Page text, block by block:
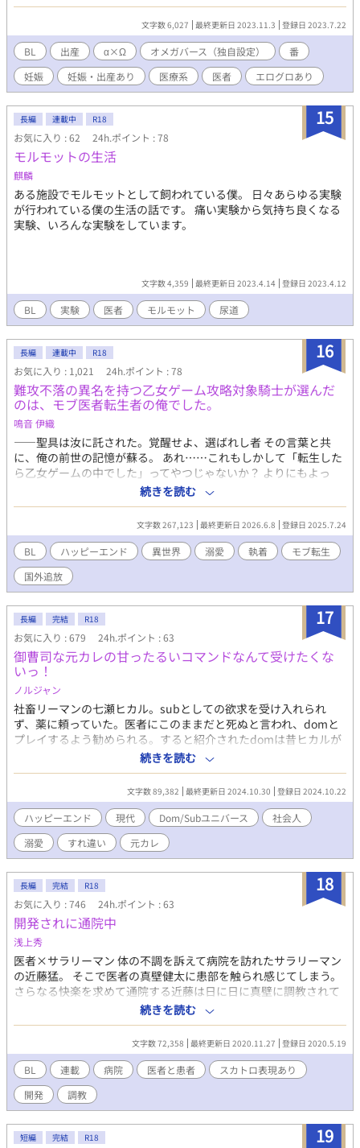
功したコミュニティ「エピゾシティ」では、人類存続をかけて懐
妊のための治療行為が日夜行われている。 大爆発の影響か人々は
子孫を残すのが難しくなっていた。 人類滅亡の危機が訪れるまで
はひっそりと身を隠すように暮らしてきた特殊能力を持つラムダ
とミュー。 ラムダとは、アルファの生殖能力を高める能力を持
ち、ミューはオメガの生殖能力を高める能力を持っている。 エピ
ゾジティを運営する特別機関より、人類存続をかけて懐妊のため
の特別対策室で日夜治療が行われている。 番であるαとΩは治療で
無事懐妊すると、出産準備室で分娩までの経過観察をし出産に備
える。 無事出産を終えるまでの医師と夫婦それぞれの物語。
文字数 6,027 最終更新日 2023.11.3 登録日 2023.7.22
BL 出産 α×Ω オメガバース（独自設定）
番
妊娠
妊娠・出産あり 医療系 医者 エログロあり
15
長編 連載中 R18
お気に入り : 62 24h.ポイント : 78
モルモットの生活
麒麟
ある施設でモルモットとして飼われている僕。 日々あらゆる実験
が行われている僕の生活の話です。 痛い実験から気持ち良くなる
実験、いろんな実験をしています。
文字数 4,359 最終更新日 2023.4.14 登録日 2023.4.12
BL 実験 医者 モルモット 尿道
16
長編 連載中 R18
お気に入り : 1,021 24h.ポイント : 78
難攻不落の異名を持つ乙女ゲーム攻略対象騎士が選んだ
のは、モブ医者転生者の俺でした。
鳴音 伊織
――聖具は汝に託された。覚醒せよ、選ばれし者 その言葉と共
に、俺の前世の記憶が蘇る。 あれ……これもしかして「転生した
ら乙女ゲームの中でした」ってやつじゃないか？ よりにもよっ
て、モブの町医者に。 「早く治癒魔法を施してくれ」 目の前にい
るのは……「ゲームのバグ」とまで呼ばれた、攻略不可能の聖騎
士イーサン!? 町医者に転生したものの、魔法の使いをすっかり忘
れてしまった俺。 何故か隣にあった現代日本の医療器具を「これ
だ」と手に取る。 「すみません、今日は魔法が売り切れの為、物
理で処置しますねー」 「……は!?」 何を隠そう、俺は前世でも医
者だったんだ。物理治療なら任せてくれ。 これが後に、一世一代
の大恋愛をする2人の出会いだった。 ひょんな事から、身体を重
ねることになったイーサンとアオ。 イーサンにはヒロインと愛す
る結末があると分かっていながらもアオは、与えられる快楽と彼
の人柄に惹かれていく。 「イーサンは僕のものなんだ。モブは在
るべき姿に戻れよ」 そして現れる、ゲームの主人公。 ――……ど
うして主人公が男なんだ？ 女子高生のはずだろう。 ゲーム内に存
在し得ないものが次々と現れる謎現象、そして事件。この世界
は、本当にあの乙女ゲームの世界なのだろうか？ ……謎が謎を呼
ぶ、物語の結末は。 ――「義務で抱くのは、もう止めてく
れ……」 ――結局俺は……どう足掻いてもモブでしかない。 2人
の愛は、どうなってしまうのか。 これは不器用な初恋同士と、彼
らの愉快な仲間たちが織り成す、いちばん純粋な恋の物語。
続きを読む
文字数 267,123 最終更新日 2026.6.8 登録日 2025.7.24
BL ハッピーエンド 異世界 溺愛 執着
モブ転生
国外追放
17
長編 完結 R18
お気に入り : 679 24h.ポイント : 63
御曹司な元カレの甘ったるいコマンドなんて受けたくな
いっ！
ノルジャン
社畜リーマンの七瀬ヒカル。subとしての欲求を受け入れられ
ず、薬に頼っていた。医者にこのままだと死ぬと言われ、domと
プレイするよう勧められる。すると紹介されたdomは昔ヒカルが
手酷くフった高校の時の元カレの一条蓮で――？！高校の時と比
べれば自分は今や底辺。目立たぬよう擬態していた元カレはdom
でイケメン社長と立場は逆転。10年ぶりに出会って、別れた仕返
しをされてしまうかと思った。しかし蓮はむしろ怖がるヒカルを
優しくも甘いコマンドで包み込んでいく。 sub性を受け入れられ
ない受けが、攻めとのすれ違いを乗り越えていくお話。
続きを読む
文字数 89,382 最終更新日 2024.10.30 登録日 2024.10.22
ハッピーエンド 現代 Dom/Subユニバース
社会人
溺愛
すれ違い 元カレ
18
長編 完結 R18
お気に入り : 746 24h.ポイント : 63
開発されに通院中
浅上秀
医者×サラリーマン 体の不調を訴えて病院を訪れたサラリーマン
の近藤猛。 そこで医者の真壁健太に患部を触られ感じてしまう。
さらなる快楽を求めて通院する近藤は日に日に真壁に調教されて
いく…。 開発し開発される二人の変化する関係の行く末はいか
に？ 本編完結 番外編あり … 連載 BL なお作者には専門知識等は
ございません。全てフィクションです。 ※入院編に関して。 大腸
検査は消化器科ですがフィクション上のご都合主義ということで
大目に見ながらご覧ください。 …………
続きを読む
文字数 72,358 最終更新日 2020.11.27 登録日 2020.5.19
BL 連載 病院 医者と患者
スカトロ表現あり
開発
調教
19
短編 完結 R18